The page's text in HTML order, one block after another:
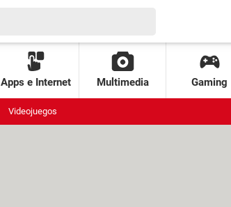
Apps e Internet Multimedia Gaming
Videojuegos